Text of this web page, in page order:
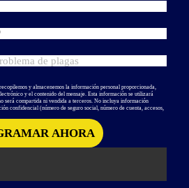
y almacenemos la información personal proporcionada,
y el contenido del mensaje. Esta información se utilizará
será compartida ni vendida a terceros. No incluya información
confidencial (número de seguro social, número de cuenta, accesos,